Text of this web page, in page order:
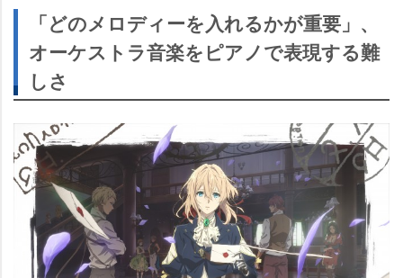
「どのメロディーを入れるかが重要」、
オーケストラ音楽をピアノで表現する難
しさ